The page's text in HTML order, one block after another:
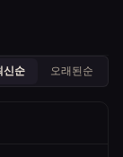
신순 오래된순